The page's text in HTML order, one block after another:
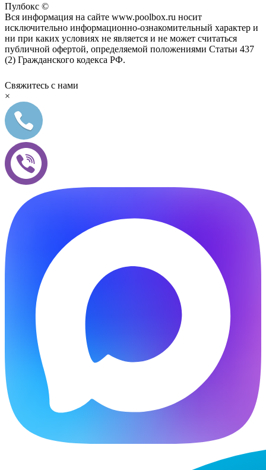
Пулбокс ©
Вся информация на сайте www.poolbox.ru носит
исключительно информационно-ознакомительный характер и
ни при каких условиях не является и не может считаться
публичной офертой, определяемой положениями Статьи 437
(2) Гражданского кодекса РФ.
Свяжитесь с нами
×